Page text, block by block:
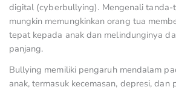
digital (cyberbullying). Mengenali
mungkin memungkinkan orang tua
tepat kepada anak dan melindunginya
panjang.
Bullying memiliki pengaruh mendalam
anak, termasuk kecemasan, depresi, dan